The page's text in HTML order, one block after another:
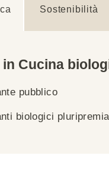
Sostenibilità
Cucina
pubblico
biologici